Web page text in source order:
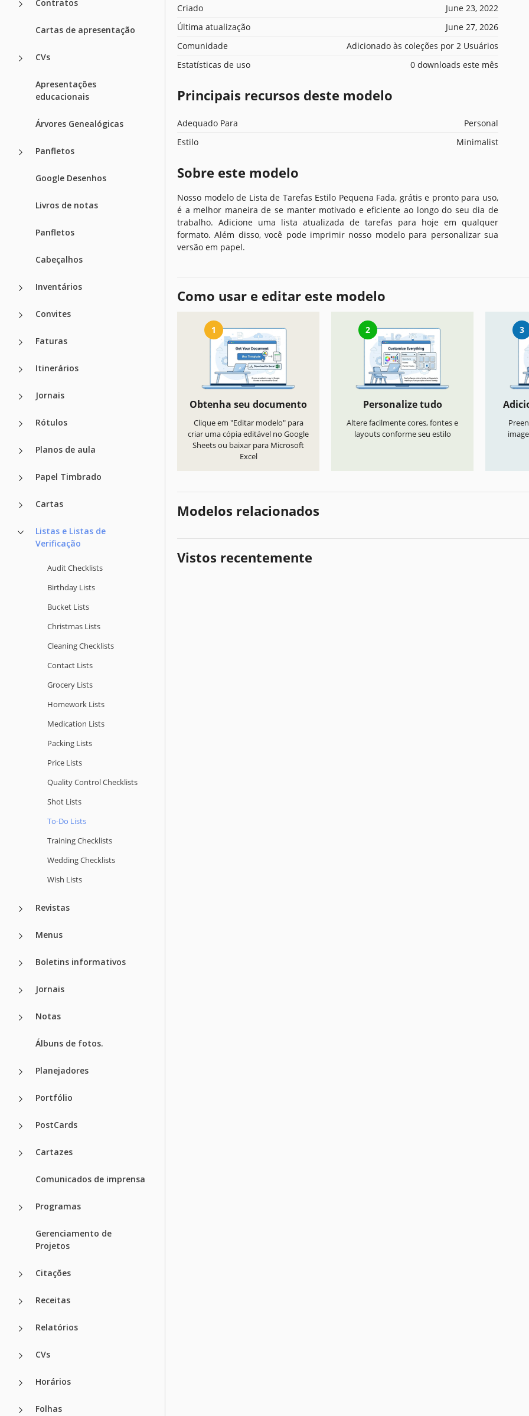
Contratos
Cartas de apresentação
CVs
Apresentações
educacionais
Árvores Genealógicas
Panfletos
Google Desenhos
Livros de notas
Panfletos
Cabeçalhos
Inventários
Convites
Faturas
Itinerários
Jornais
Rótulos
Planos de aula
Papel Timbrado
Cartas
Listas e Listas de
Verificação
Audit Checklists
Birthday Lists
Bucket Lists
Christmas Lists
Cleaning Checklists
Contact Lists
Grocery Lists
Homework Lists
Medication Lists
Packing Lists
Price Lists
Quality Сontrol Checklists
Shot Lists
To-Do Lists
Training Checklists
Wedding Checklists
Wish Lists
Revistas
Menus
Boletins informativos
Jornais
Notas
Álbuns de fotos.
Planejadores
Portfólio
PostCards
Cartazes
Comunicados de imprensa
Programas
Gerenciamento de
Projetos
Citações
Receitas
Relatórios
CVs
Horários
Folhas
Criado
June 23, 2022
Última atualização
June 27, 2026
Comunidade
Adicionado às coleções por 2 Usuários
Estatísticas de uso
0 downloads este mês
Principais recursos deste modelo
Adequado Para
Personal
Estilo
Minimalist
Sobre este modelo
Nosso modelo de Lista de Tarefas Estilo Pequena Fada, grátis e pronto para uso,
é a melhor maneira de se manter motivado e eficiente ao longo do seu dia de
trabalho. Adicione uma lista atualizada de tarefas para hoje em qualquer
formato. Além disso, você pode imprimir nosso modelo para personalizar sua
versão em papel.
Como usar e editar este modelo
1
Obtenha seu documento
Clique em "Editar modelo" para
criar uma cópia editável no Google
Sheets ou baixar para Microsoft
Excel
2
Personalize tudo
Altere facilmente cores, fontes e
layouts conforme seu estilo
3
Modelos relacionados
Vistos recentemente